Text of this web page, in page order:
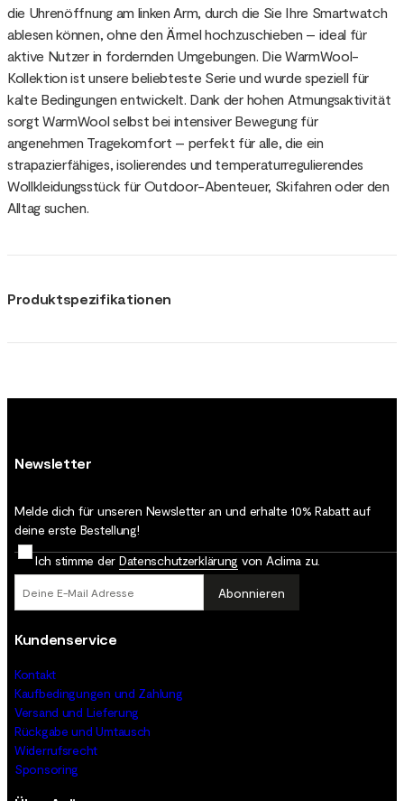
die Uhrenöffnung am linken Arm, durch die Sie Ihre Smartwatch
ablesen können, ohne den Ärmel hochzuschieben – ideal für
aktive Nutzer in fordernden Umgebungen. Die WarmWool-
Kollektion ist unsere beliebteste Serie und wurde speziell für
kalte Bedingungen entwickelt. Dank der hohen Atmungsaktivität
sorgt WarmWool selbst bei intensiver Bewegung für
angenehmen Tragekomfort – perfekt für alle, die ein
strapazierfähiges, isolierendes und temperaturregulierendes
Wollkleidungsstück für Outdoor-Abenteuer, Skifahren oder den
Alltag suchen.
Produktspezifikationen
Newsletter
Melde dich für unseren Newsletter an und erhalte 10% Rabatt auf
deine erste Bestellung!
Ich stimme der Datenschutz­erklärung von Aclima zu.
Abonnieren
Kundenservice
Kontakt
Kaufbedingungen und Zahlung
Versand und Lieferung
Rückgabe und Umtausch
Widerrufsrecht
Sponsoring